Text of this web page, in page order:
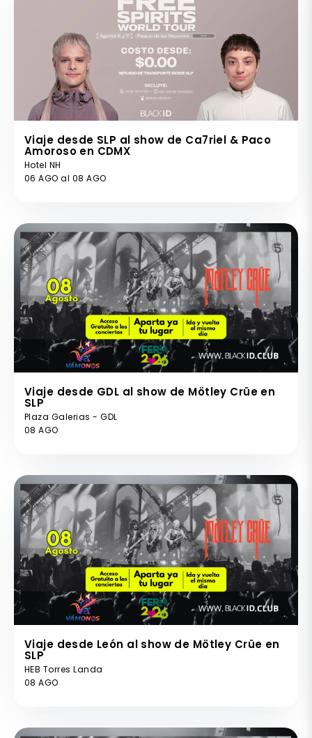
Viaje desde SLP al show de Ca7riel & Paco
Amoroso en CDMX
Hotel NH
06 AGO al 08 AGO
Viaje desde GDL al show de Mötley Crüe en
SLP
Plaza Galerias - GDL
08 AGO
Viaje desde León al show de Mötley Crüe en
SLP
HEB Torres Landa
08 AGO